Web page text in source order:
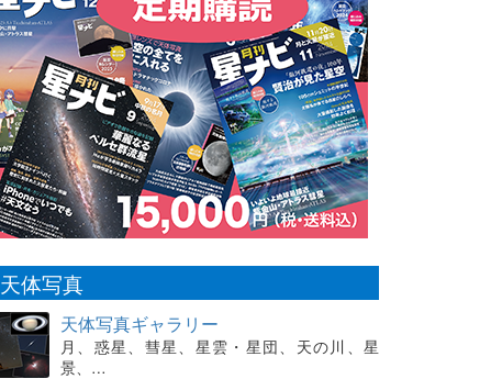
天体写真
天体写真ギャラリー
月、惑星、彗星、星雲・星団、天の川、星
景、…